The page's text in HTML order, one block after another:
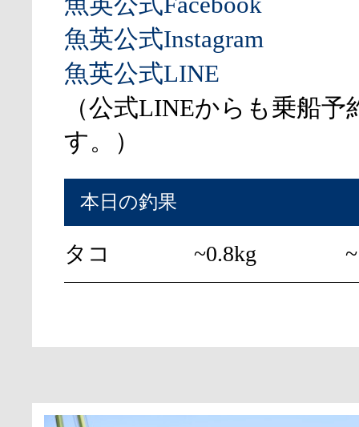
魚英公式Instagram
魚英公式LINE
（公式LINEからも乗船予
す。）
本日の釣果
タコ ~0.8kg